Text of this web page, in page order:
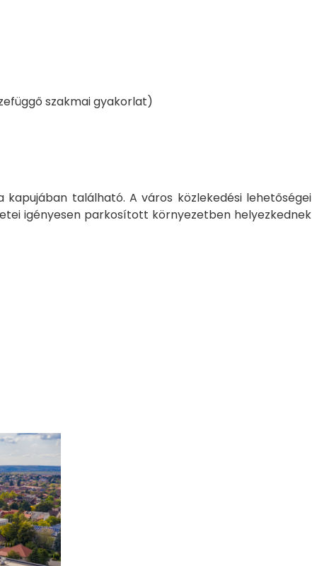
szakmai gyakorlat)
található. A város közlekedési lehetőségei
igényesen parkosított környezetben helyezkednek